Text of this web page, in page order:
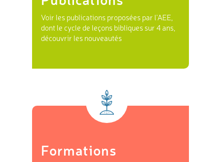
Voir les publications proposées par l'AEE,
dont le cycle de leçons bibliques sur 4 ans,
découvrir les nouveautés
Formations